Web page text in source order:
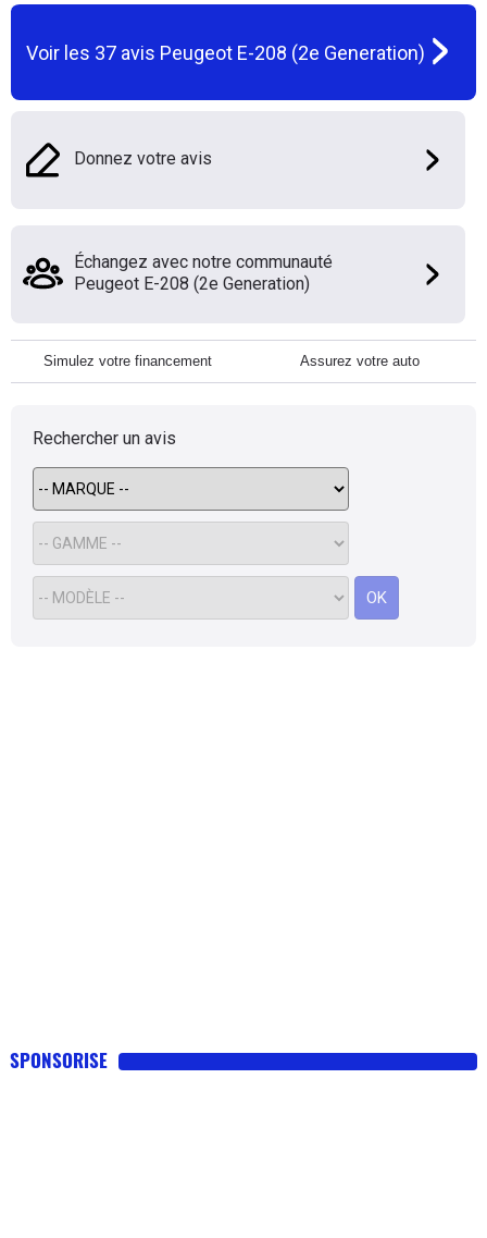
Voir les 37 avis Peugeot E-208 (2e Generation)
Donnez votre avis
Échangez avec notre communauté
Peugeot E-208 (2e Generation)
Simulez votre financement Assurez votre auto
Rechercher un avis
OK
SPONSORISE